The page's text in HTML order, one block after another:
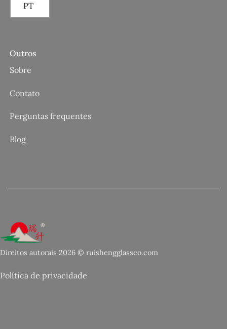
PT
Outros
Sobre
Contato
Perguntas frequentes
Blog
Direitos autorais 2026 © ruishengglassco.com
Política de privacidade